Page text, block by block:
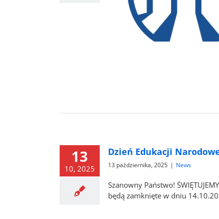
13
10, 2025
Dzień Edukacji
13 października, 2025 | News
Szanowny Państwo!
będą zamknięte w dniu